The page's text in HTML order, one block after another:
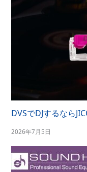
DVSでDJするなら
2026年7月5日